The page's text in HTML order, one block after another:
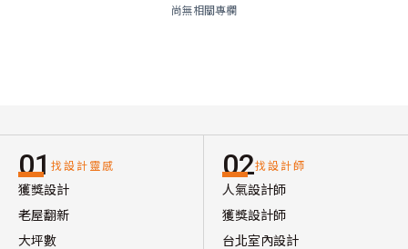
尚無相關專欄
01 找設計靈感
獲獎設計
老屋翻新
大坪數
02找設計師
人氣設計師
獲獎設計師
台北室內設計